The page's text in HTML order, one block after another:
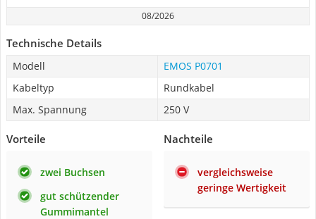
08/2026
Technische Details
Modell
EMOS P0701
Kabeltyp
Rundkabel
Max. Spannung
250 V
Vorteile
zwei Buchsen
gut schützender
Gummimantel
Nachteile
vergleichsweise
geringe Wertigkeit